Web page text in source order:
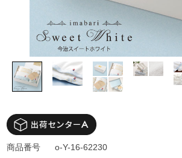
商品番号 o-Y-16-62230